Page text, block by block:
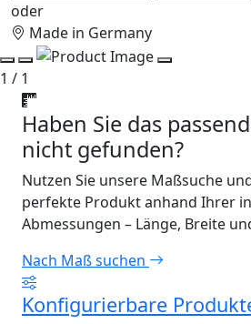
oder
Made in Germany
1 / 1
Haben Sie das
nicht gefunden?
Nutzen Sie unsere Maßsuche
perfekte Produkt anhand Ihrer
Abmessungen – Länge, Breite
Nach Maß suchen
Konfigurierbare